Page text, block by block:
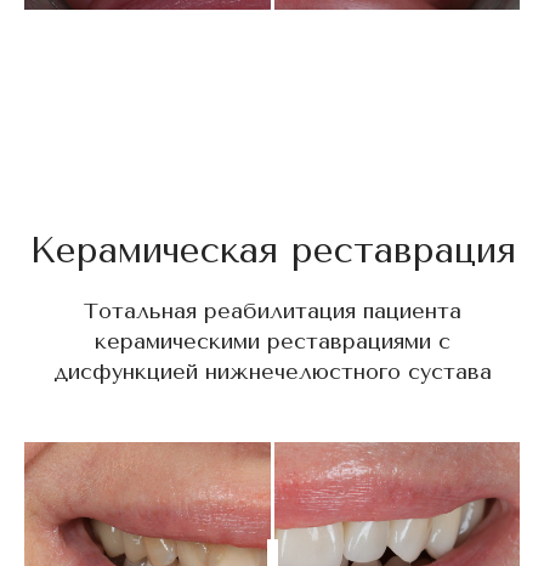
Керамическая реставрация
Тотальная реабилитация пациента
керамическими реставрациями с
дисфункцией нижнечелюстного сустава